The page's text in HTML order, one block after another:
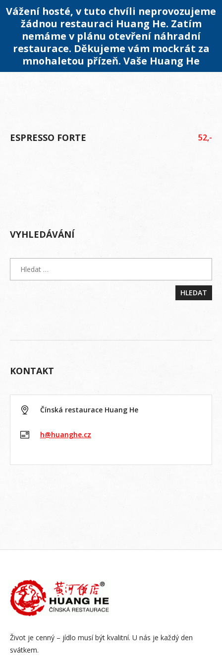
Vážení hosté, v tuto chvíli neprovozujeme
žádnou restauraci Huang He. Zatím
nemáme v plánu otevření náhradní
restaurace. Děkujeme vám mockrát za
mnohaletou přízeň. Vaše Huang He
ESPRESSO FORTE 52,-
VYHLEDÁVÁNÍ
KONTAKT
Čínská restaurace Huang He
h@huanghe.cz
Život je cenný – jídlo musí být kvalitní. U nás je každý den
svátkem.